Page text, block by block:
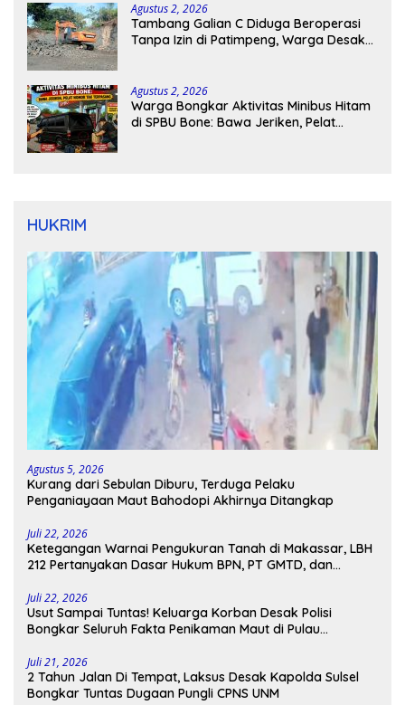
Agustus 2, 2026
Tambang Galian C Diduga Beroperasi
Tanpa Izin di Patimpeng, Warga Desak
Agustus 2, 2026
Warga Bongkar Aktivitas Minibus Hitam
di SPBU Bone: Bawa Jeriken, Pelat
HUKRIM
Agustus 5, 2026
Kurang dari Sebulan Diburu, Terduga Pelaku
Penganiayaan Maut Bahodopi Akhirnya Ditangkap
Juli 22, 2026
Ketegangan Warnai Pengukuran Tanah di Makassar, LBH
212 Pertanyakan Dasar Hukum BPN, PT GMTD, dan
Juli 22, 2026
Usut Sampai Tuntas! Keluarga Korban Desak Polisi
Bongkar Seluruh Fakta Penikaman Maut di Pulau
Juli 21, 2026
2 Tahun Jalan Di Tempat, Laksus Desak Kapolda Sulsel
Bongkar Tuntas Dugaan Pungli CPNS UNM